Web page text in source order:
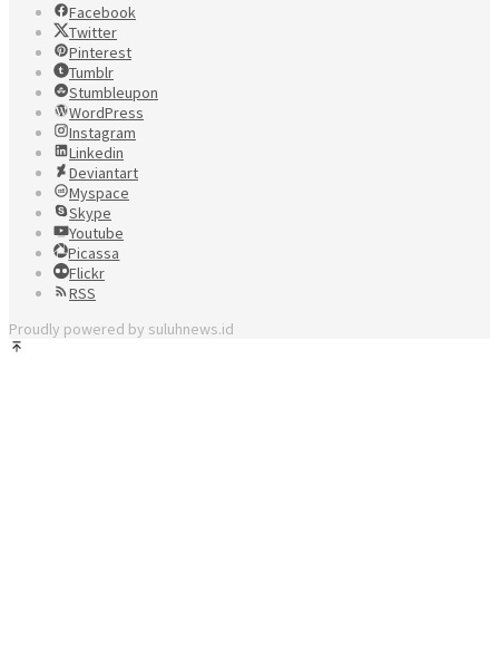
Facebook
Twitter
Pinterest
Tumblr
Stumbleupon
WordPress
Instagram
Linkedin
Deviantart
Myspace
Skype
Youtube
Picassa
Flickr
RSS
Proudly powered by suluhnews.id